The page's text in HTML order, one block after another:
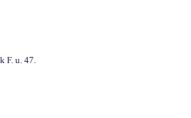
F. u. 47.